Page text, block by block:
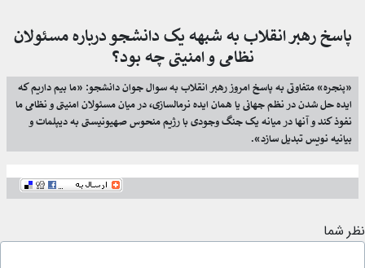
پاسخ رهبر انقلاب به شبهه یک دانشجو درباره مسئولان
نظامی و امنیتی چه بود؟
«پنجره» متفاوتی به پاسخ امروز رهبر انقلاب به سوال جوان دانشجو: «ما بیم داریم که
ایده حل شدن در نظم جهانی یا همان ایده نرمالسازی، در میان مسئولان امنیتی و نظامی ما
نفوذ کند و آنها در میانه یک جنگ وجودی با رژیم منحوس صهیونیستی به دیپلمات و
بیانیه نویس تبدیل سازد».
نظر شما